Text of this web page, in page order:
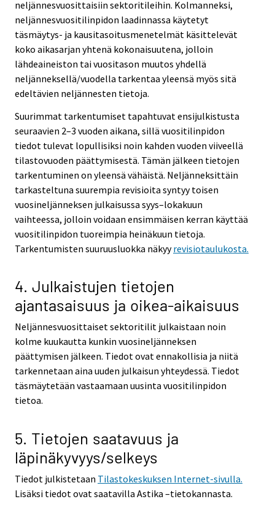
neljännesvuosittaisiin sektoritileihin. Kolmanneksi,
neljännesvuositilinpidon laadinnassa käytetyt
täsmäytys- ja kausitasoitusmenetelmät käsittelevät
koko aikasarjan yhtenä kokonaisuutena, jolloin
lähdeaineiston tai vuositason muutos yhdellä
neljänneksellä/vuodella tarkentaa yleensä myös sitä
edeltävien neljännesten tietoja.
Suurimmat tarkentumiset tapahtuvat ensijulkistusta
seuraavien 2–3 vuoden aikana, sillä vuositilinpidon
tiedot tulevat lopullisiksi noin kahden vuoden viiveellä
tilastovuoden päättymisestä. Tämän jälkeen tietojen
tarkentuminen on yleensä vähäistä. Neljänneksittäin
tarkasteltuna suurempia revisioita syntyy toisen
vuosineljänneksen julkaisussa syys–lokakuun
vaihteessa, jolloin voidaan ensimmäisen kerran käyttää
vuositilinpidon tuoreimpia heinäkuun tietoja.
Tarkentumisten suuruusluokka näkyyrevisiotaulukosta.
4. Julkaistujen tietojen
ajantasaisuus ja oikea-aikaisuus
Neljännesvuosittaiset sektoritilit julkaistaan noin
kolme kuukautta kunkin vuosineljänneksen
päättymisen jälkeen. Tiedot ovat ennakollisia ja niitä
tarkennetaan aina uuden julkaisun yhteydessä. Tiedot
täsmäytetään vastaamaan uusinta vuositilinpidon
tietoa.
5. Tietojen saatavuus ja
läpinäkyvyys/selkeys
Tiedot julkistetaan Tilastokeskuksen Internet-sivulla.
Lisäksi tiedot ovat saatavilla Astika –tietokannasta.